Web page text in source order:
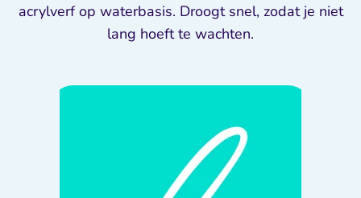
acrylverf op waterbasis. Droogt snel, zodat je niet
lang hoeft te wachten.